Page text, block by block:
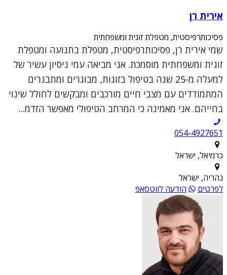
אירית רן
פסיכותרפיסטית, מטפלת זוגית ומשפחתית
שמי אירית רן, פסיכותרפיסטית, מטפלת בתנועה ומטפלת
זוגית ומשפחתית מוסמכת. אני מביאה עמי ניסיון עשיר של
למעלה מ-25 שנה בטיפול בזוגות, מבוגרים ומתבגרים
המתמודדים עם מצבי חיים מורכבים ומבקשים לחולל שינוי
בחייהם. אני מאמינה כי המרחב הטיפולי מאפשר הזדמ...
054-4927651
כרמיאל, ישראל
נהריה, ישראל
לפרטים
הודעה לווטסאפ